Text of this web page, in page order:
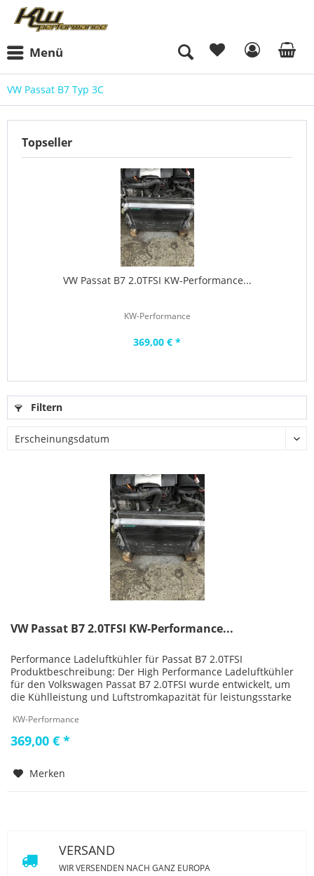
Menü
VW Passat B7 Typ 3C
Topseller
VW Passat B7 2.0TFSI KW-Performance...
KW-Performance
369,00 € *
Filtern
VW Passat B7 2.0TFSI KW-Performance...
Performance Ladeluftkühler für Passat B7 2.0TFSI
Produktbeschreibung: Der High Performance Ladeluftkühler
für den Volkswagen Passat B7 2.0TFSI wurde entwickelt, um
die Kühlleistung und Luftstromkapazität für leistungsstarke
KW-Performance
369,00 € *
Merken
VERSAND
WIR VERSENDEN NACH GANZ EUROPA